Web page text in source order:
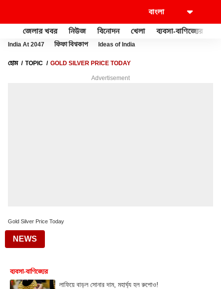
জেলার খবর নিউজ বিনোদন খেলা ব্যবসা-বাণিজ্যের
India At 2047 ফিফা বিশ্বকাপ Ideas of India
হোম TOPIC GOLD SILVER PRICE TODAY
Advertisement
Gold Silver Price Today
NEWS
ব্যবসা-বাণিজ্যের
লাফিয়ে বাড়ল সোনার দাম, মহার্ঘ্য হল রুপোও!